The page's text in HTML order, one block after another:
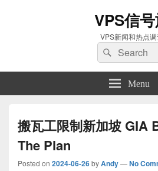
VPS信
VPS新闻和热点调
Search
for:
Search
Menu
搬瓦工限制新加坡 GIA
The Plan
Posted on 2024-06-26byAndy—No